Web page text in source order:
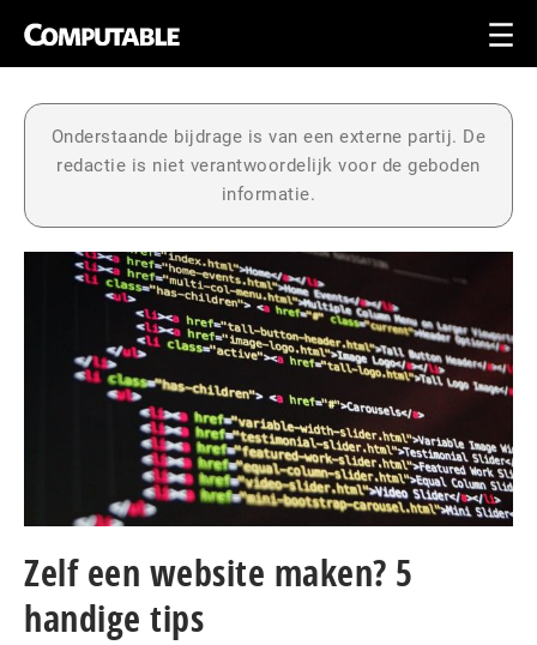
Onderstaande bijdrage is van een externe partij. De
redactie is niet verantwoordelijk voor de geboden
informatie.
Zelf een website maken? 5
handige tips